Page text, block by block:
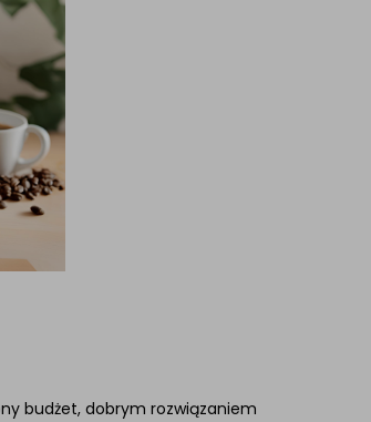
budżet, dobrym rozwiązaniem